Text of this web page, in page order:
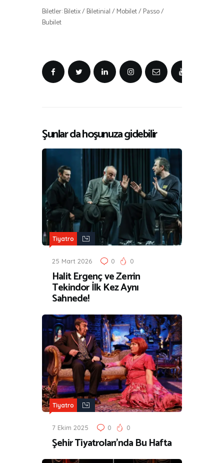
Biletler: Biletix / Biletinial / Mobilet / Passo /
Bubilet
Şunlar da hoşunuza gidebilir
Tiyatro
25 Mart 2026 0 0
Halit Ergenç ve Zerrin
Tekindor İlk Kez Aynı
Sahnede!
Tiyatro
7 Ekim 2025 0 0
Şehir Tiyatroları’nda Bu Hafta